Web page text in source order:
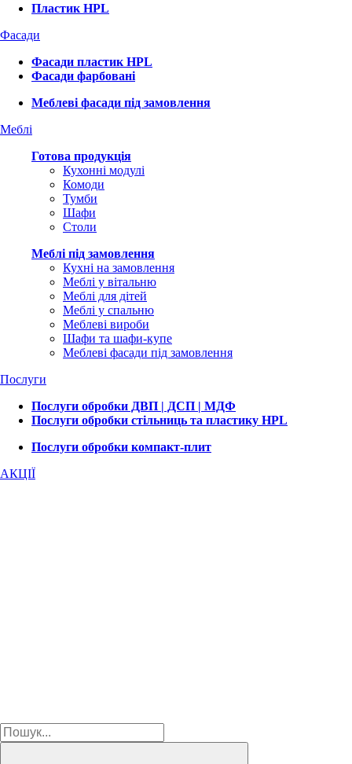
Пластик HPL
Фасади
Фасади пластик HPL
Фасади фарбовані
Меблеві фасади під замовлення
Меблі
Готова продукція
Кухонні модулі
Комоди
Тумби
Шафи
Столи
Меблі під замовлення
Кухні на замовлення
Меблі у вітальню
Меблі для дітей
Меблі у спальню
Меблеві вироби
Шафи та шафи-купе
Меблеві фасади під замовлення
Послуги
Послуги обробки ДВП | ДСП | МДФ
Послуги обробки стільниць та пластику HPL
Послуги обробки компакт-плит
АКЦІЇ